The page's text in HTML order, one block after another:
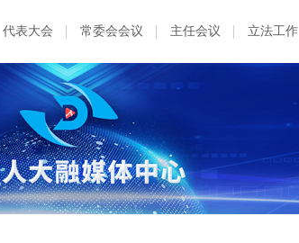
代表大会 常委会会议 主任会议 立法工作